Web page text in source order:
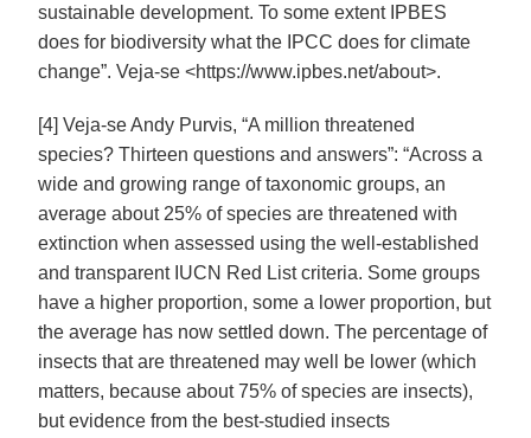
sustainable development. To some extent IPBES
does for biodiversity what the IPCC does for climate
change”. Veja-se <https://www.ipbes.net/about>.
[4] Veja-se Andy Purvis, “A million threatened
species? Thirteen questions and answers”: “Across a
wide and growing range of taxonomic groups, an
average about 25% of species are threatened with
extinction when assessed using the well-established
and transparent IUCN Red List criteria. Some groups
have a higher proportion, some a lower proportion, but
the average has now settled down. The percentage of
insects that are threatened may well be lower (which
matters, because about 75% of species are insects),
but evidence from the best-studied insects